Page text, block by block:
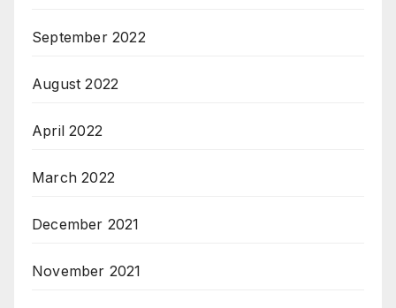
September 2022
August 2022
April 2022
March 2022
December 2021
November 2021